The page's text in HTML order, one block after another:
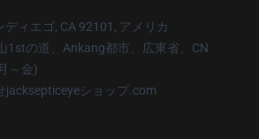
ディエゴ, CA 92101, アメリカ
1stの道、Ankang都市、広東省、CN
～金)
jacksepticeyeショップ.com